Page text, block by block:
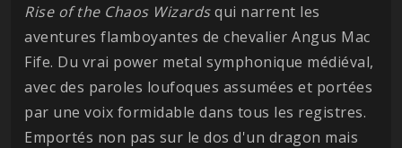
Rise of the Chaos Wizardsqui narrent les
aventures flamboyantes de chevalier Angus Mac
Fife. Du vrai power metal symphonique médiéval,
avec des paroles loufoques assumées et portées
par une voix formidable dans tous les registres.
Emportés non pas sur le dos d'un dragon mais